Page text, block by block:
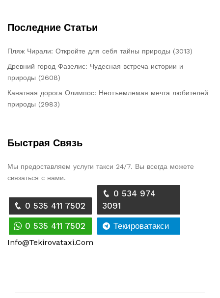
Последние Статьи
Пляж Чирали: Откройте для себя тайны природы (3013)
Древний город Фазелис: Чудесная встреча истории и
природы (2608)
Канатная дорога Олимпос: Неотъемлемая мечта любителей
природы (2983)
Быстрая Связь
Мы предоставляем услуги такси 24/7. Вы всегда можете
связаться с нами.
0 535 411 7502
0 534 974
3091
0 535 411 7502 Текироватакси
Info@tekirovataxi.com